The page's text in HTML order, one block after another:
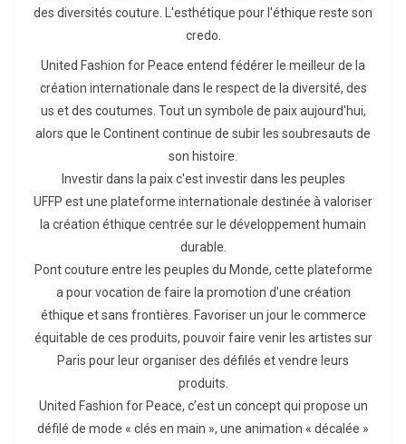
des diversités couture. L'esthétique pour l'éthique reste son
credo.
United Fashion for Peace entend fédérer le meilleur de la
création internationale dans le respect de la diversité, des
us et des coutumes. Tout un symbole de paix aujourd'hui,
alors que le Continent continue de subir les soubresauts de
son histoire.
Investir dans la paix c'est investir dans les peuples
UFFP est une plateforme internationale destinée à valoriser
la création éthique centrée sur le développement humain
durable.
Pont couture entre les peuples du Monde, cette plateforme
a pour vocation de faire la promotion d'une création
éthique et sans frontières. Favoriser un jour le commerce
équitable de ces produits, pouvoir faire venir les artistes sur
Paris pour leur organiser des défilés et vendre leurs
produits.
United Fashion for Peace, c’est un concept qui propose un
défilé de mode « clés en main », une animation « décalée »